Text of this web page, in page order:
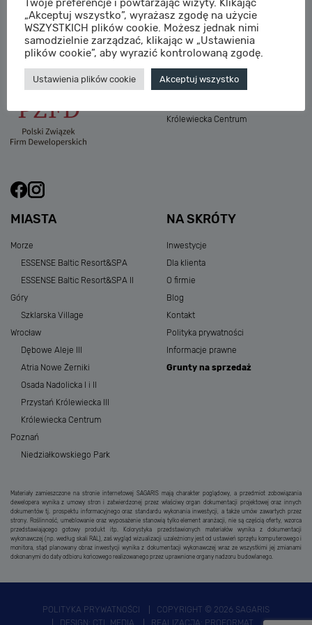
sprzedaz@sagaris.pl
Osada Nadolicka III
Dębowe Aleje III
Atria Nowe Żerniki
Szklarska Village
Osada Nadolicka I i II
Królewiecka Centrum
MIASTA
Morze
ESSENSE Baltic Resort&SPA
ESSENSE Baltic Resort&SPA II
Góry
Szklarska Village
Wrocław
Dębowe Aleje III
Atria Nowe Żerniki
Osada Nadolicka I i II
Przystań Królewiecka III
Królewiecka Centrum
Poznań
Niedziałkowskiego Park
NA SKRÓTY
Inwestycje
Dla klienta
O firmie
Blog
Kontakt
Polityka prywatności
Informacje prawne
Grunty na sprzedaż
Materiały zamieszczone na stronie internetowej SAGARIS mają charakter poglądowy, a przedmiot zobowiązania
dewelopera wynika z umowy stron i zatwierdzonej przez właściwy organ dokumentacji projektowej oraz innych
dokumentów tj. prospektu informacyjnego oraz standardu wykonania inwestycji, a także umów zawartych przez
strony. Roślinność, umeblowanie oraz wyposażenie stanowią tylko element aranżacji, nie są częścią oferty, wzorca
przedstawiającego gotowy produkt itp. Kolorystyka przedstawionych materiałów wynika z dokumentacji
wykonawczej (np. według skali RAL), zaś wygląd wizualizacji uzależniony jest od ustawień sprzętu komputerowego i
monitora, stąd planowany obraz inwestycji wynika z dokumentacji wykonawczej wraz ze wszystkimi jej zmianami
dokonanymi do daty odbioru końcowego realizowanego przez uprawnione organy nadzoru budowlanego.
POLITYKA PRYWATNOŚCI
COPYRIGHT © 2026 SAGARIS
DESIGN: CTL MEDIA REALIZACJA: PROFORMAT
Twoje preferencje i powtarzając wizyty. Klikając
„Akceptuj wszystko”, wyrażasz zgodę na użycie
WSZYSTKICH plików cookie. Możesz jednak nimi
samodzielnie zarządzać, klikając w „Ustawienia
plików cookie”, aby wyrazić kontrolowaną zgodę.
Ustawienia plików cookie Akceptuj wszystko